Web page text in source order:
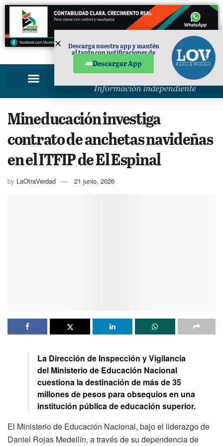
PUBLICIDAD
Mineducación investiga
contrato de anchetas navideñas
en el ITFIP de El Espinal
by LaOtraVerdad 21 junio, 2026
La Dirección de Inspección y Vigilancia
del Ministerio de Educación Nacional
cuestiona la destinación de más de 35
millones de pesos para obsequios en una
institución pública de educación superior.
El Ministerio de Educación Nacional, bajo el liderazgo de
Daniel Rojas Medellín, a través de su dependencia de
Descarga nuestra app y mantén
al tanto con notificaciones de
Descargar App